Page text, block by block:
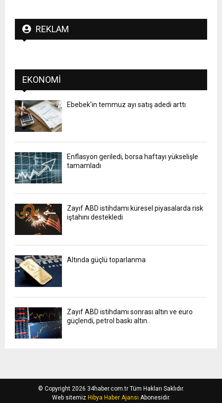
REKLAM
EKONOMI
Ebebek'in temmuz ayı satış adedi arttı
Enflasyon geriledi, borsa haftayı yükselişle
tamamladı
Zayıf ABD istihdamı küresel piyasalarda risk
iştahını destekledi
Altında güçlü toparlanma
Zayıf ABD istihdamı sonrası altın ve euro
güçlendi, petrol baskı altın..
© Copyright 2026 34haber.com.tr Tüm Hakları Saklıdır.
Web sitemiz Hibya Haber Ajansı Abonesidir.